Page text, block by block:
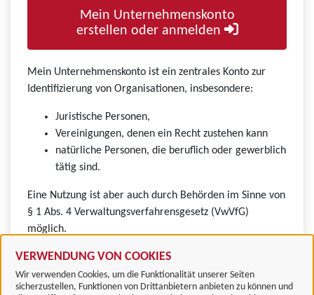
VERWENDUNG VON COOKIES
Wir verwenden Cookies, um die Funktionalität unserer Seiten
sicherzustellen, Funktionen von Drittanbietern anbieten zu können und
Mein Unternehmenskonto
erstellen oder anmelden
Mein Unternehmenskonto ist ein zentrales Konto zur
Identifizierung von Organisationen, insbesondere:
Juristische Personen,
Vereinigungen, denen ein Recht zustehen kann
natürliche Personen, die beruflich oder gewerblich
tätig sind.
Eine Nutzung ist aber auch durch Behörden im Sinne von
§ 1 Abs. 4 Verwaltungsverfahrensgesetz (VwVfG)
möglich.